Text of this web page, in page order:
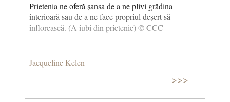
Prietenia ne oferă șansa de a ne plivi grădina
interioară sau de a ne face propriul deșert să
înflorească. (A iubi din prietenie) © CCC
Jacqueline Kelen
>>>